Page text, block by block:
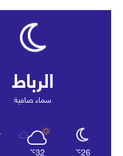
الرباط
سماء صافية
26
℃
32
℃